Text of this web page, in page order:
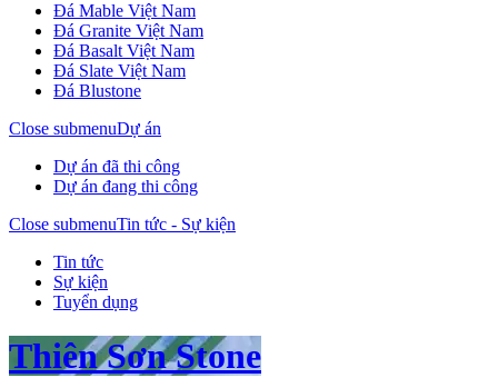
Đá Mable Việt Nam
Đá Granite Việt Nam
Đá Basalt Việt Nam
Đá Slate Việt Nam
Đá Blustone
Close submenuDự án
Dự án đã thi công
Dự án đang thi công
Close submenuTin tức - Sự kiện
Tin tức
Sự kiện
Tuyển dụng
Thiên Sơn Stone